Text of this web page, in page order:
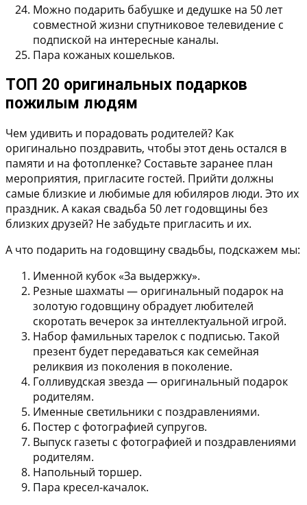
Можно подарить бабушке и дедушке на 50 лет
совместной жизни спутниковое телевидение с
подпиской на интересные каналы.
Пара кожаных кошельков.
ТОП 20 оригинальных подарков
пожилым людям
Чем удивить и порадовать родителей? Как
оригинально поздравить, чтобы этот день остался в
памяти и на фотопленке? Составьте заранее план
мероприятия, пригласите гостей. Прийти должны
самые близкие и любимые для юбиляров люди. Это их
праздник. А какая свадьба 50 лет годовщины без
близких друзей? Не забудьте пригласить и их.
А что подарить на годовщину свадьбы, подскажем мы:
Именной кубок «За выдержку».
Резные шахматы — оригинальный подарок на
золотую годовщину обрадует любителей
скоротать вечерок за интеллектуальной игрой.
Набор фамильных тарелок с подписью. Такой
презент будет передаваться как семейная
реликвия из поколения в поколение.
Голливудская звезда — оригинальный подарок
родителям.
Именные светильники с поздравлениями.
Постер с фотографией супругов.
Выпуск газеты с фотографией и поздравлениями
родителям.
Напольный торшер.
Пара кресел-качалок.